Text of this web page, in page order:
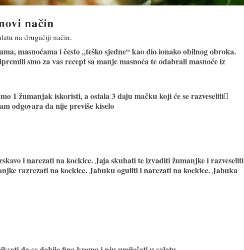
način
na drugačiji način.
masnoćama i često „teško sjedne“ kao dio ionako obilnog obroka.
smo za vas recept sa manje masnoća te odabrali masnoće iz
1 žumanjak iskoristi, a ostala 3 daju mačku koji će se razveseliti
odgovara da nije previše kiselo
i narezati na kockice. Jaja skuhati te izvaditi žumanjke i razveseliti
razrezati na kockice. Jabuku oguliti i narezati na kockice. Jabuka